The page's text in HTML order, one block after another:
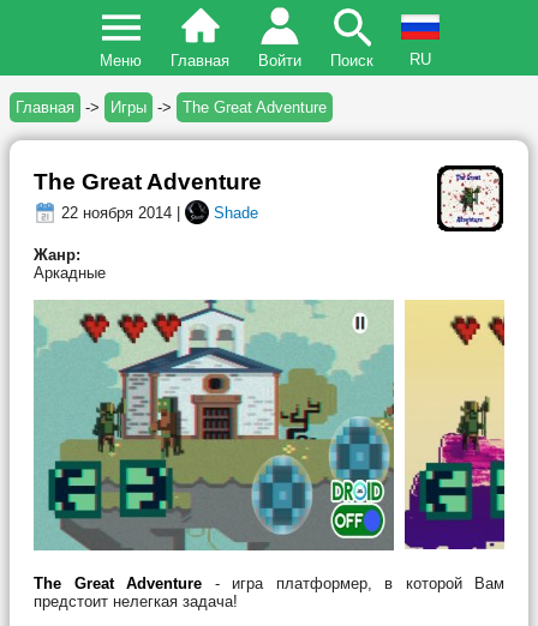
Меню Главная Войти Поиск RU
Главная -> Игры -> The Great Adventure
The Great Adventure
22 ноября 2014 | Shade
Жанр:
Аркадные
The Great Adventure - игра платформер, в которой Вам
предстоит нелегкая задача!